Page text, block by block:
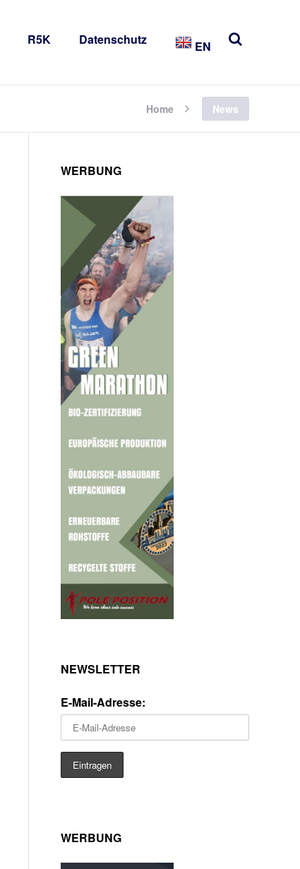
R5K Datenschutz EN
Home News
WERBUNG
NEWSLETTER
E-Mail-Adresse:
WERBUNG